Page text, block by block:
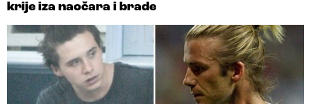
krije iza naočara i brade